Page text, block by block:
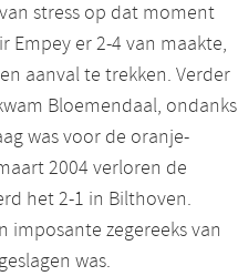
stress op dat moment
Empey er 2-4 van maakte,
aanval te trekken. Verder
Bloemendaal, ondanks
was voor de oranje-
2004 verloren de
het 2-1 in Bilthoven.
imposante zegereeks van
was.